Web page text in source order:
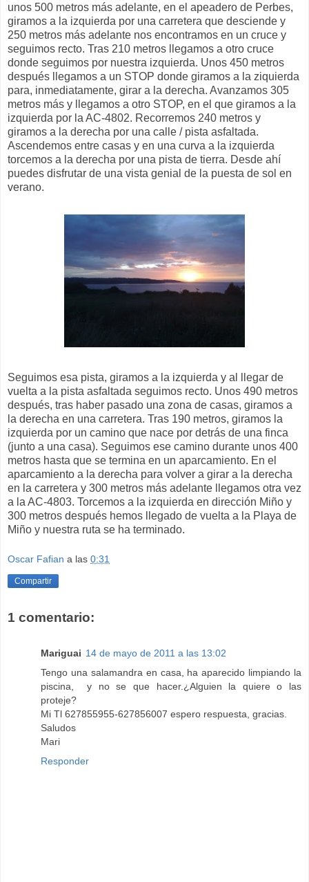
unos 500 metros más adelante, en el apeadero de Perbes,
giramos a la izquierda por una carretera que desciende y
250 metros más adelante nos encontramos en un cruce y
seguimos recto. Tras 210 metros llegamos a otro cruce
donde seguimos por nuestra izquierda. Unos 450 metros
después llegamos a un STOP donde giramos a la ziquierda
para, inmediatamente, girar a la derecha. Avanzamos 305
metros más y llegamos a otro STOP, en el que giramos a la
izquierda por la AC-4802. Recorremos 240 metros y
giramos a la derecha por una calle / pista asfaltada.
Ascendemos entre casas y en una curva a la izquierda
torcemos a la derecha por una pista de tierra. Desde ahí
puedes disfrutar de una vista genial de la puesta de sol en
verano.
Seguimos esa pista, giramos a la izquierda y al llegar de
vuelta a la pista asfaltada seguimos recto. Unos 490 metros
después, tras haber pasado una zona de casas, giramos a
la derecha en una carretera. Tras 190 metros, giramos la
izquierda por un camino que nace por detrás de una finca
(junto a una casa). Seguimos ese camino durante unos 400
metros hasta que se termina en un aparcamiento. En el
aparcamiento a la derecha para volver a girar a la derecha
en la carretera y 300 metros más adelante llegamos otra vez
a la AC-4803. Torcemos a la izquierda en dirección Miño y
300 metros después hemos llegado de vuelta a la Playa de
Miño y nuestra ruta se ha terminado.
Oscar Fafian a las 0:31
Compartir
1 comentario:
Mariguai 14 de mayo de 2011 a las 13:02
Tengo una salamandra en casa, ha aparecido limpiando la
piscina, y no se que hacer.¿Alguien la quiere o las
proteje?
Mi Tl 627855955-627856007 espero respuesta, gracias.
Saludos
Mari
Responder